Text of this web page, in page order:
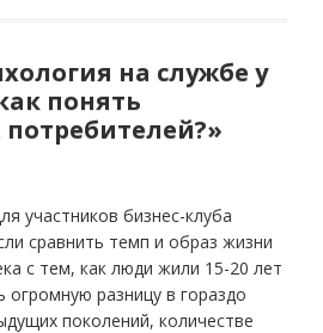
на службе у
понять
участников бизнес-клуба
сравнить темп и образ жизни
с тем, как люди жили 15-20 лет
разницу в гораздо
поколений, количестве